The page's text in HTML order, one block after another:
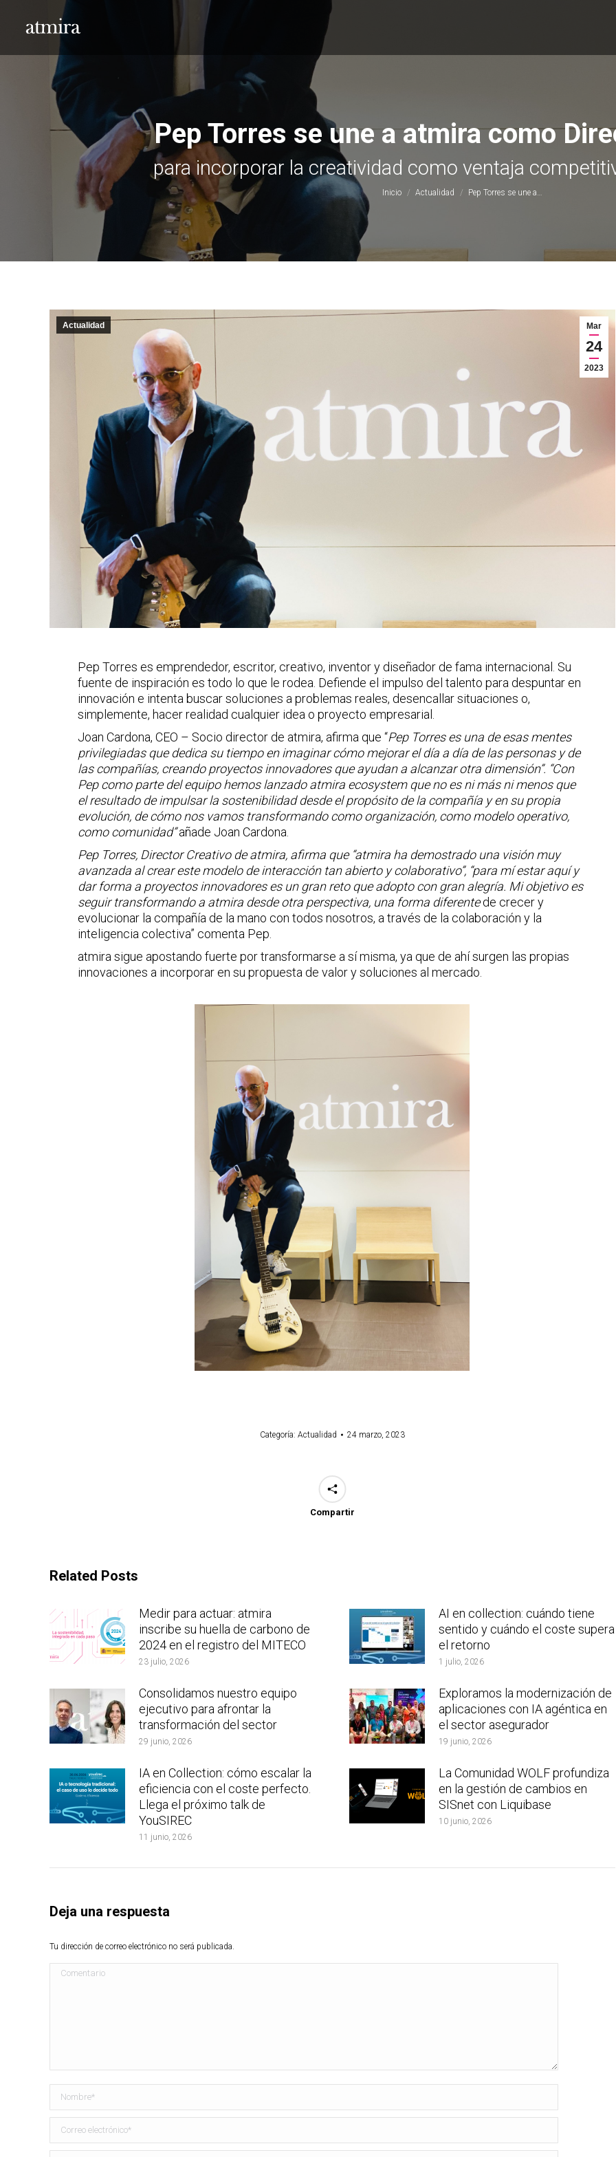
Pep Torres se une a atmira como
para incorporar la creatividad como ventaja
Inicio Actualidad Pep Torres se une a…
Mar
24
2023
Actualidad
Pep Torres es emprendedor, escritor, creativo, inventor y diseñador de fama internacional. Su
fuente de inspiración es todo lo que le rodea. Defiende el impulso del talento para despuntar en
innovación e intenta buscar soluciones a problemas reales, desencallar situaciones o,
simplemente, hacer realidad cualquier idea o proyecto empresarial.
Joan Cardona, CEO – Socio director de atmira, afirma que “Pep Torres es una de esas mentes
privilegiadas que dedica su tiempo en imaginar cómo mejorar el día a día de las personas y de
las compañías, creando proyectos innovadores que ayudan a alcanzar otra dimensión”. “Con
Pep como parte del equipo hemos lanzado atmira ecosystem que no es ni más ni menos que
el resultado de impulsar la sostenibilidad desde el propósito de la compañía y en su propia
evolución, de cómo nos vamos transformando como organización, como modelo operativo,
como comunidad”añade Joan Cardona.
Pep Torres, Director Creativo de atmira, afirma que “atmira ha demostrado una visión muy
avanzada al crear este modelo de interacción tan abierto y colaborativo”, “para mí estar aquí y
dar forma a proyectos innovadores es un gran reto que adopto con gran alegría. Mi objetivo es
seguir transformando a atmira desde otra perspectiva, una forma diferentede crecer y
evolucionar la compañía de la mano con todos nosotros, a través de la colaboración y la
inteligencia colectiva” comenta Pep.
atmira sigue apostando fuerte por transformarse a sí misma, ya que de ahí surgen las propias
innovaciones a incorporar en su propuesta de valor y soluciones al mercado.
Categoría: Actualidad 24 marzo, 2023
Compartir
Related Posts
Medir para actuar: atmira
inscribe su huella de carbono de
2024 en el registro del MITECO
23 julio, 2026
AI en collection: cuándo tiene
sentido y cuándo el coste supera
el retorno
1 julio, 2026
Consolidamos nuestro equipo
ejecutivo para afrontar la
transformación del sector
29 junio, 2026
Exploramos la modernización de
aplicaciones con IA agéntica en
el sector asegurador
19 junio, 2026
IA en Collection: cómo escalar la
eficiencia con el coste perfecto.
Llega el próximo talk de
YouSIREC
11 junio, 2026
La Comunidad WOLF profundiza
en la gestión de cambios en
SISnet con Liquibase
10 junio, 2026
Deja una respuesta
Tu dirección de correo electrónico no será publicada.
Comentario
Nombre *
Correo electrónico *